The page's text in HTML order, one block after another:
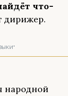
что-
дирижер.
народной